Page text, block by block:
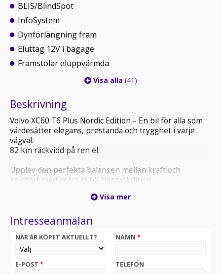
BLIS/BlindSpot
InfoSystem
Dynförlängning fram
Eluttag 12V i bagage
Framstolar eluppvärmda
Visa alla (41)
Beskrivning
Volvo XC60 T6 Plus Nordic Edition – En bil för alla som
värdesätter elegans, prestanda och trygghet i varje
vägval.
82 km räckvidd på ren el.
Upplev den perfekta balansen mellan kraft och
komfort med Volvo XC60 Nordic Edition.
Volvo XC60 Nordic Edition är designad för den som vill
och moderna exteriören ger ett sofistikerat intryck,
och avancerad teknologi gör varje resa till en ren
njutning. Den nordiska designen genomsyrar både
harmonierar perfekt med vårt nordiska klimat.
Visa mer
Intresseanmälan
NÄR ÄR KÖPET AKTUELLT? NAMN *
E-POST * TELEFON